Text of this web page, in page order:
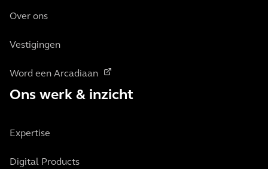
Over ons
Vestigingen
Word een Arcadiaan
Ons werk & inzicht
Expertise
Digital Products